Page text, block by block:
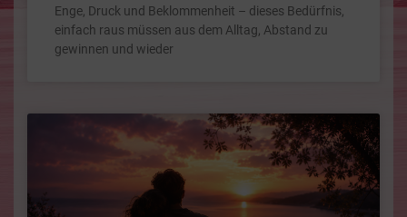
Enge, Druck und Beklommenheit – dieses Bedürfnis,
einfach raus müssen aus dem Alltag, Abstand zu
gewinnen und wieder